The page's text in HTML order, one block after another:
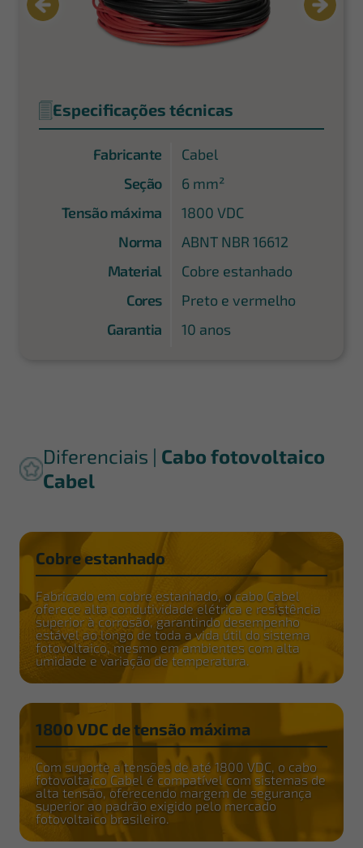
Especificações técnicas
Fabricante
Cabel
Seção
6 mm²
Tensão máxima
1800 VDC
Norma
ABNT NBR 16612
Material
Cobre estanhado
Cores
Preto e vermelho
Garantia
10 anos
Diferenciais | Cabo fotovoltaico
Cabel
Cobre estanhado
Fabricado em cobre estanhado, o cabo Cabel
oferece alta condutividade elétrica e resistência
superior à corrosão, garantindo desempenho
estável ao longo de toda a vida útil do sistema
fotovoltaico, mesmo em ambientes com alta
umidade e variação de temperatura.
1800 VDC de tensão máxima
Com suporte a tensões de até 1800 VDC, o cabo
fotovoltaico Cabel é compatível com sistemas de
alta tensão, oferecendo margem de segurança
superior ao padrão exigido pelo mercado
fotovoltaico brasileiro.